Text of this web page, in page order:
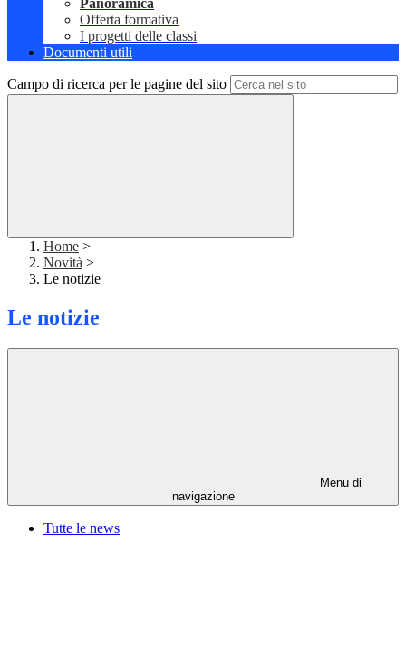
Panoramica
Offerta formativa
I progetti delle classi
Documenti utili
Campo di ricerca per le pagine del sito
Home >
Novità >
Le notizie
Le notizie
Menu di
navigazione
Tutte le news